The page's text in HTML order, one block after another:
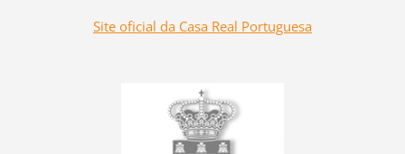
Site oficial da Casa Real Portuguesa